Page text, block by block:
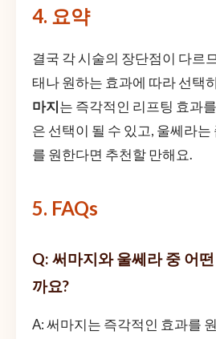
4. 요약
결국 각 시술의 장단점이 다르
태나 원하는 효과에 따라 선택
마지는 즉각적인 리프팅 효과
은 선택이 될 수 있고, 울쎄라
를 원한다면 추천할 만해요.
5. FAQs
Q: 써마지와 울쎄라 중 어
까요?
A: 써마지는 즉각적인 효과를